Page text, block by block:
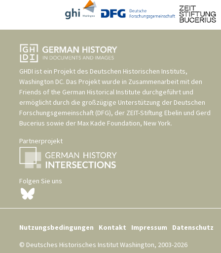
GHDI ist ein Projekt des Deutschen Historischen Instituts,
Washington DC. Das Projekt wurde in Zusammenarbeit mit den
Friends of the German Historical Institute durchgeführt und
ermöglicht durch die großzügige Unterstützung der Deutschen
Forschungsgemeinschaft (DFG), der ZEIT-Stiftung Ebelin und Gerd
Bucerius sowie der Max Kade Foundation, New York.
Partnerprojekt
Folgen Sie uns
Nutzungsbedingungen Kontakt Impressum
Datenschutz
© Deutsches Historisches Institut Washington, 2003-2026